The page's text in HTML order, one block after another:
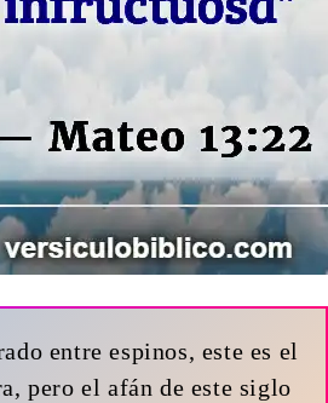
entre espinos, este es el
pero el afán de este siglo